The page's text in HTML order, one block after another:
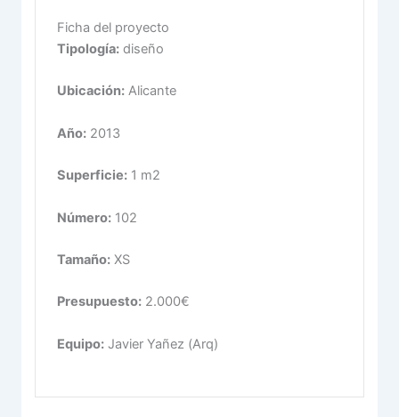
Ficha del proyecto
Tipología:diseño
Ubicación:Alicante
Año:2013
Superficie:1 m2
Número:102
Tamaño:XS
Presupuesto:2.000€
Equipo:Javier Yañez (Arq)